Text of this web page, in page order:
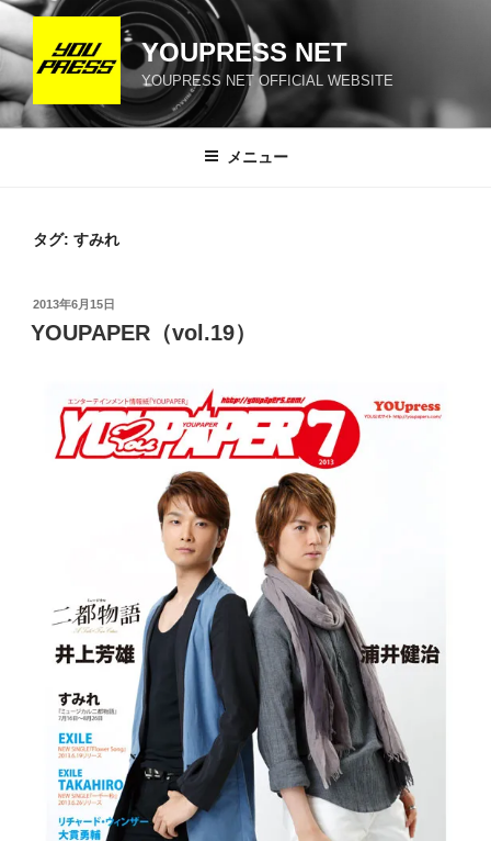
コ
ン
ン
YOUPRESS NET
YOUPRESS NET OFFICIAL WEBSITE
メニュー
タグ: すみれ
投
稿
日:
2013年6月15日
YOUPAPER（vol.19）